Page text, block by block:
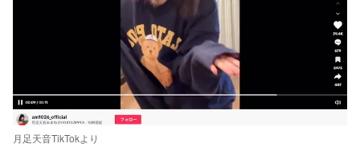
月足天音TikTokより